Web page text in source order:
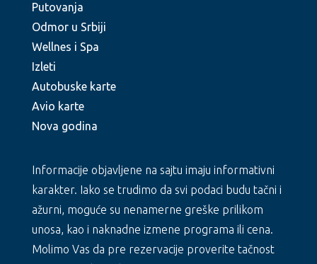
Putovanja
Odmor u Srbiji
Wellnes i Spa
Izleti
Autobuske karte
Avio karte
Nova godina
Informacije objavljene na sajtu imaju informativni
karakter. Iako se trudimo da svi podaci budu tačni i
ažurni, moguće su nenamerne greške prilikom
unosa, kao i naknadne izmene programa ili cena.
Molimo Vas da pre rezervacije proverite tačnost